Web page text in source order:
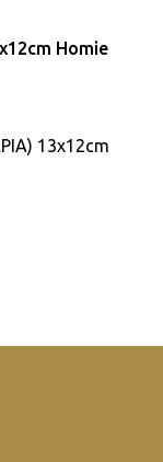
Homie
13x12cm